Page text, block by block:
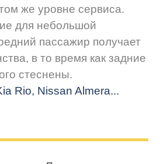
же уровне сервиса.
для небольшой
пассажир получает
в то время как задние
стеснены.
Rio, Nissan Almera...